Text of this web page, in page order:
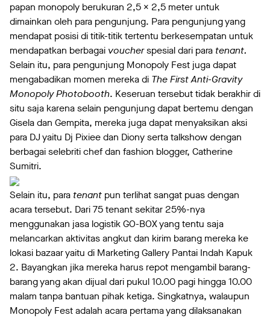
papan monopoly berukuran 2,5 x 2,5 meter untuk
dimainkan oleh para pengunjung. Para pengunjung yang
mendapat posisi di titik-titik tertentu berkesempatan untuk
mendapatkan berbagai voucherspesial dari para tenant.
Selain itu, para pengunjung Monopoly Fest juga dapat
mengabadikan momen mereka di The First Anti-Gravity
Monopoly Photobooth. Keseruan tersebut tidak berakhir di
situ saja karena selain pengunjung dapat bertemu dengan
Gisela dan Gempita, mereka juga dapat menyaksikan aksi
para DJ yaitu Dj Pixiee dan Diony serta talkshow dengan
berbagai selebriti chef dan fashion blogger, Catherine
Sumitri.
Selain itu, para tenant pun terlihat sangat puas dengan
acara tersebut. Dari 75 tenant sekitar 25%-nya
menggunakan jasa logistik GO-BOX yang tentu saja
melancarkan aktivitas angkut dan kirim barang mereka ke
lokasi bazaar yaitu di Marketing Gallery Pantai Indah Kapuk
2. Bayangkan jika mereka harus repot mengambil barang-
barang yang akan dijual dari pukul 10.00 pagi hingga 10.00
malam tanpa bantuan pihak ketiga. Singkatnya, walaupun
Monopoly Fest adalah acara pertama yang dilaksanakan